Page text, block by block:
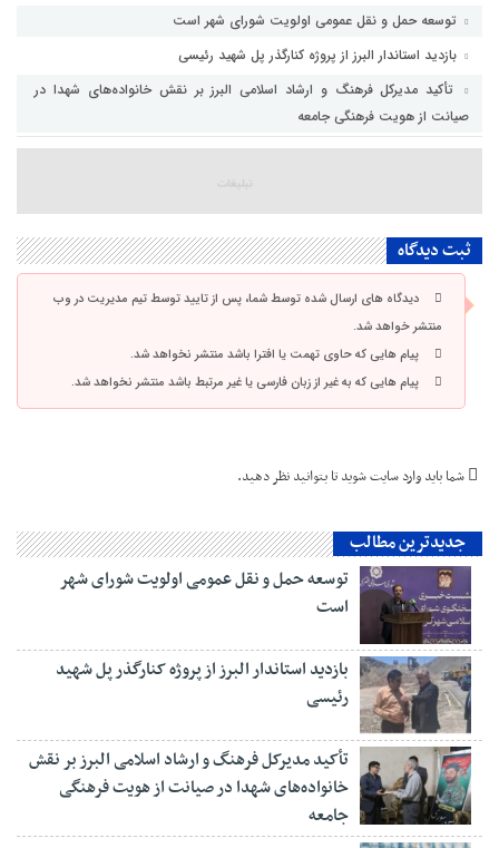
توسعه حمل و نقل عمومی اولویت شورای شهر است
بازدید استاندار البرز از پروژه کنارگذر پل شهید رئیسی
تأکید مدیرکل فرهنگ و ارشاد اسلامی البرز بر نقش خانواده‌های شهدا در
صیانت از هویت فرهنگی جامعه
ثبت دیدگاه
دیدگاه های ارسال شده توسط شما، پس از تایید توسط تیم مدیریت در وب
منتشر خواهد شد.
پیام هایی که حاوی تهمت یا افترا باشد منتشر نخواهد شد.
پیام هایی که به غیر از زبان فارسی یا غیر مرتبط باشد منتشر نخواهد شد.
شما بایدوارد سایت شویدتا بتوانید نظر دهید.
جدیدترین مطالب
توسعه حمل و نقل عمومی اولویت شورای شهر
است
بازدید استاندار البرز از پروژه کنارگذر پل شهید
رئیسی
تأکید مدیرکل فرهنگ و ارشاد اسلامی البرز بر نقش
خانواده‌های شهدا در صیانت از هویت فرهنگی
جامعه